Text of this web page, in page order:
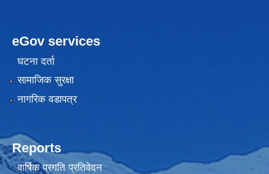
eGov services
घटना दर्ता
सामाजिक सुरक्षा
नागरिक वडापत्र
Reports
वार्षिक प्रगति प्रतिवेदन